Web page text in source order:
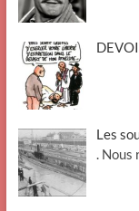
Les
. Nous